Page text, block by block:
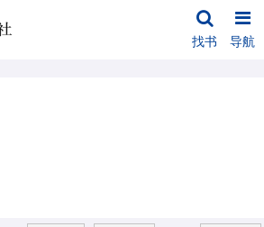
找书 导航